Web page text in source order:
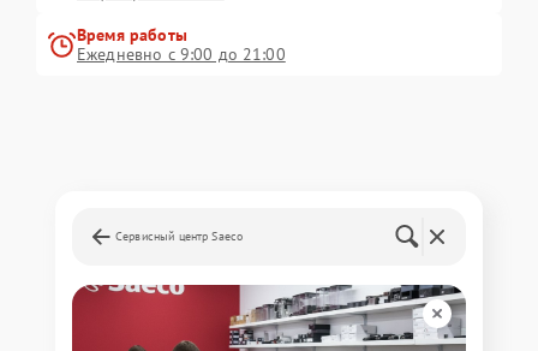
Время работы
Ежедневно с 9:00 до 21:00
Сервисный центр Saeco